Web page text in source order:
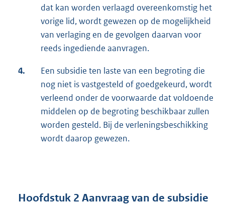
dat kan worden verlaagd overeenkomstig het
vorige lid, wordt gewezen op de mogelijkheid
van verlaging en de gevolgen daarvan voor
reeds ingediende aanvragen.
4.
Een subsidie ten laste van een begroting die
nog niet is vastgesteld of goedgekeurd, wordt
verleend onder de voorwaarde dat voldoende
middelen op de begroting beschikbaar zullen
worden gesteld. Bij de verleningsbeschikking
wordt daarop gewezen.
Hoofdstuk 2 Aanvraag van de subsidie